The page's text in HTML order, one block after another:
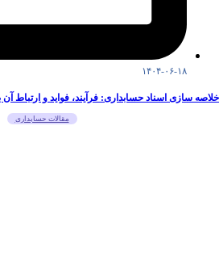
۱۴۰۴-۰۶-۱۸
خلاصه سازی اسناد حسابداری: فرآیند، فواید و ارتباط آن
مقالات حسابداری